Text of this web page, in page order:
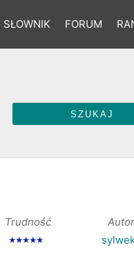
SŁOWNIK FORUM
Trudność Autor
★★★★★